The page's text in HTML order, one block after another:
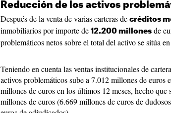
Reducción de los activos
Después de la venta de varias carteras de créditos
inmobiliarios por importe de 12.200 millones de
problemáticos netos sobre el total del activo se sitúa en
Teniendo en cuenta las ventas institucionales de
activos problemáticos sube a 7.012 millones de euros
millones de euros en los últimos 12 meses, hecho que
millones de euros (6.669 millones de euros de